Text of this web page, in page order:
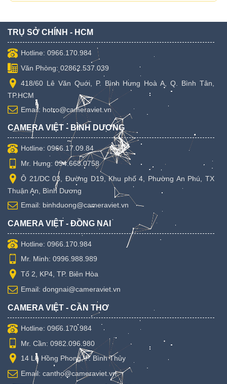
TRỤ SỞ CHÍNH - HCM
Hotline: 0966.170.984
Văn Phòng: 02862.537.039
418/60 Lê Văn Quới, P. Bình Hưng Hoà A, Q. Bình Tân,
TP.HCM
Email: hotro@cameraviet.vn
CAMERA VIỆT - BÌNH DƯƠNG
Hotline: 0966.17.09.84
Mr. Hưng: 094.668.0758
Ô 21/DC 03, Đường D19, Khu phố 4, Phường An Phú, TX
Thuận An, Bình Dương
Email: binhduong@cameraviet.vn
CAMERA VIỆT - ĐỒNG NAI
Hotline: 0966.170.984
Mr. Minh: 0996.988.989
Tổ 2, KP4, TP. Biên Hòa
Email: dongnai@cameraviet.vn
CAMERA VIỆT - CẦN THƠ
Hotline: 0966.170.984
Mr. Cần: 0982.096.980
14 Lê Hồng Phong, P. Bình Thủy
Email: cantho@cameraviet.vn